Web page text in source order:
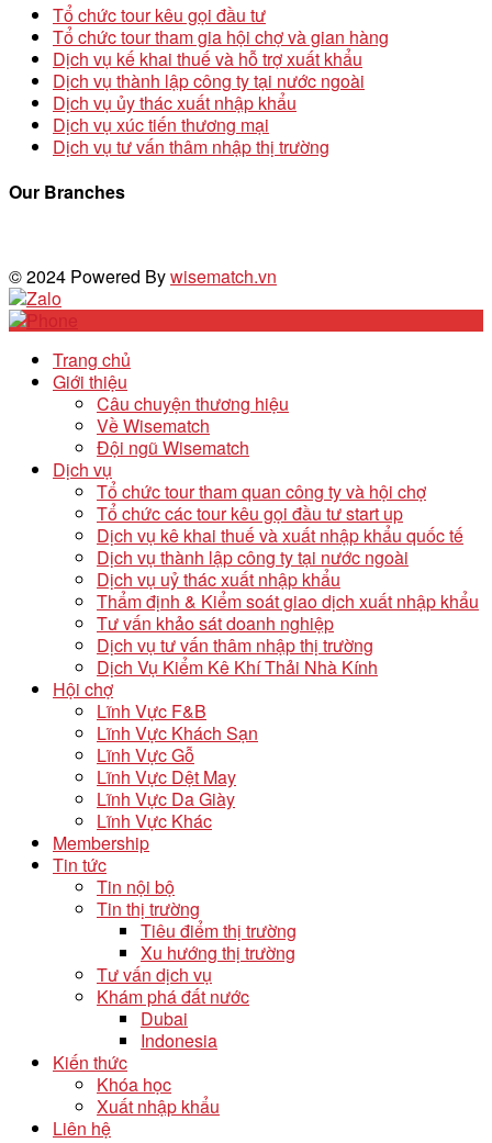
Tổ chức tour kêu gọi đầu tư
Tổ chức tour tham gia hội chợ và gian hàng
Dịch vụ kế khai thuế và hỗ trợ xuất khẩu
Dịch vụ thành lập công ty tại nước ngoài
Dịch vụ ủy thác xuất nhập khẩu
Dịch vụ xúc tiến thương mại
Dịch vụ tư vấn thâm nhập thị trường
Our Branches
© 2024 Powered Bywisematch.vn
Trang chủ
Giới thiệu
Câu chuyện thương hiệu
Về Wisematch
Đội ngũ Wisematch
Dịch vụ
Tổ chức tour tham quan công ty và hội chợ
Tổ chức các tour kêu gọi đầu tư start up
Dịch vụ kê khai thuế và xuất nhập khẩu quốc tế
Dịch vụ thành lập công ty tại nước ngoài
Dịch vụ uỷ thác xuất nhập khẩu
Thẩm định & Kiểm soát giao dịch xuất nhập khẩu
Tư vấn khảo sát doanh nghiệp
Dịch vụ tư vấn thâm nhập thị trường
Dịch Vụ Kiểm Kê Khí Thải Nhà Kính
Hội chợ
Lĩnh Vực F&B
Lĩnh Vực Khách Sạn
Lĩnh Vực Gỗ
Lĩnh Vực Dệt May
Lĩnh Vực Da Giày
Lĩnh Vực Khác
Membership
Tin tức
Tin nội bộ
Tin thị trường
Tiêu điểm thị trường
Xu hướng thị trường
Tư vấn dịch vụ
Khám phá đất nước
Dubai
Indonesia
Kiến thức
Khóa học
Xuất nhập khẩu
Liên hệ